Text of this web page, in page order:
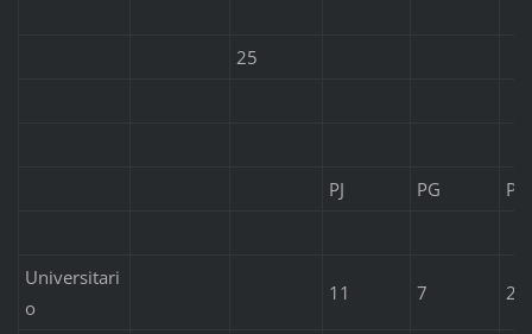
25
PJ PG PE
Universitari
o
11 7 2